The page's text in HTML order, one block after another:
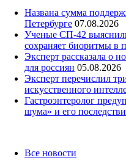
Названа сумма
Петербурге 07.08.2026
Ученые СП-42
сохраняет биоритмы в
Эксперт рассказала о
для россиян 05.08.2026
Эксперт перечислил
искусственного
Гастроэнтеролог
шума» и его
CategoriesВсе новости